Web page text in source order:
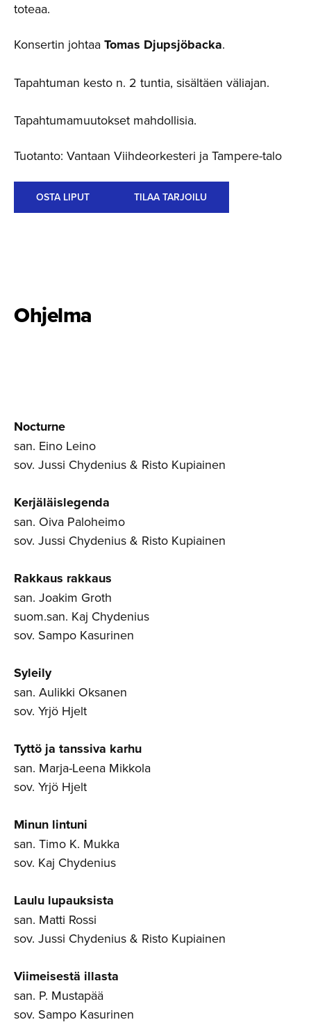
toteaa.
Konsertin johtaa Tomas Djupsjöbacka.
Tapahtuman kesto n. 2 tuntia, sisältäen väliajan.
Tapahtumamuutokset mahdollisia.
Tuotanto: Vantaan Viihdeorkesteri ja Tampere-talo
OSTA LIPUT TILAA TARJOILU
Ohjelma
Nocturne
san. Eino Leino
sov. Jussi Chydenius & Risto Kupiainen
Kerjäläislegenda
san. Oiva Paloheimo
sov. Jussi Chydenius & Risto Kupiainen
Rakkaus rakkaus
san. Joakim Groth
suom.san. Kaj Chydenius
sov. Sampo Kasurinen
Syleily
san. Aulikki Oksanen
sov. Yrjö Hjelt
Tyttö ja tanssiva karhu
san. Marja-Leena Mikkola
sov. Yrjö Hjelt
Minun lintuni
san. Timo K. Mukka
sov. Kaj Chydenius
Laulu lupauksista
san. Matti Rossi
sov. Jussi Chydenius & Risto Kupiainen
Viimeisestä illasta
san. P. Mustapää
sov. Sampo Kasurinen